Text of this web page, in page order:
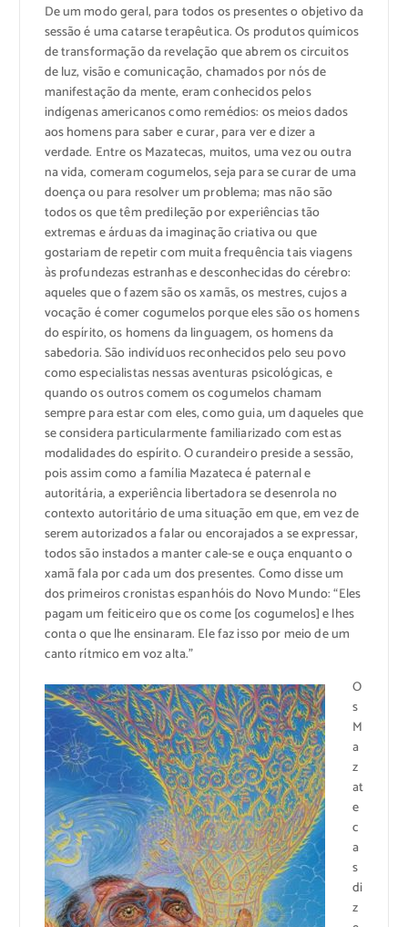
De um modo geral, para todos os presentes o objetivo da
sessão é uma catarse terapêutica. Os produtos químicos
de transformação da revelação que abrem os circuitos
de luz, visão e comunicação, chamados por nós de
manifestação da mente, eram conhecidos pelos
indígenas americanos como remédios: os meios dados
aos homens para saber e curar, para ver e dizer a
verdade. Entre os Mazatecas, muitos, uma vez ou outra
na vida, comeram cogumelos, seja para se curar de uma
doença ou para resolver um problema; mas não são
todos os que têm predileção por experiências tão
extremas e árduas da imaginação criativa ou que
gostariam de repetir com muita frequência tais viagens
às profundezas estranhas e desconhecidas do cérebro:
aqueles que o fazem são os xamãs, os mestres, cujos a
vocação é comer cogumelos porque eles são os homens
do espírito, os homens da linguagem, os homens da
sabedoria. São indivíduos reconhecidos pelo seu povo
como especialistas nessas aventuras psicológicas, e
quando os outros comem os cogumelos chamam
sempre para estar com eles, como guia, um daqueles que
se considera particularmente familiarizado com estas
modalidades do espírito. O curandeiro preside a sessão,
pois assim como a família Mazateca é paternal e
autoritária, a experiência libertadora se desenrola no
contexto autoritário de uma situação em que, em vez de
serem autorizados a falar ou encorajados a se expressar,
todos são instados a manter cale-se e ouça enquanto o
xamã fala por cada um dos presentes. Como disse um
dos primeiros cronistas espanhóis do Novo Mundo:“Eles
pagam um feiticeiro que os come [os cogumelos] e lhes
conta o que lhe ensinaram. Ele faz isso por meio de um
canto rítmico em voz alta.”
O
s
M
a
z
at
e
c
a
s
di
z